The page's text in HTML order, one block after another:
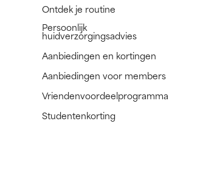
Ontdek je routine
Persoonlijk
huidverzorgingsadvies
Aanbiedingen en kortingen
Aanbiedingen voor members
Vriendenvoordeelprogramma
Studentenkorting